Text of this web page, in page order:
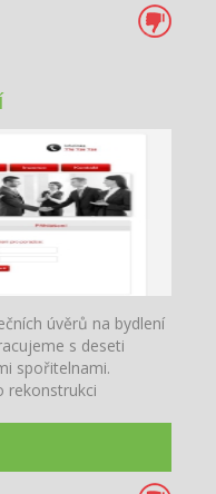
úvěrů na bydlení
s deseti
spořitelnami.
rekonstrukci